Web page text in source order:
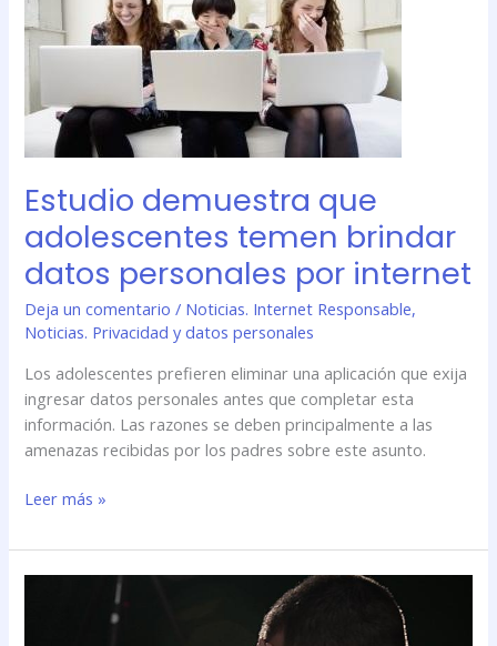
Estudio demuestra que
adolescentes temen brindar
datos personales por internet
Deja un comentario / Noticias. Internet Responsable,
Noticias. Privacidad y datos personales
Los adolescentes prefieren eliminar una aplicación que exija
ingresar datos personales antes que completar esta
información. Las razones se deben principalmente a las
amenazas recibidas por los padres sobre este asunto.
adolescentes
temen
brindar
datos
personales
por
Leer más »